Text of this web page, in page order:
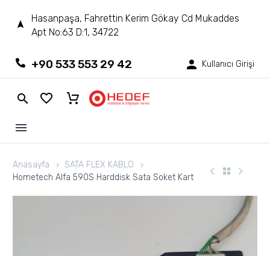
Hasanpaşa, Fahrettin Kerim Gökay Cd Mukaddes
Apt No:63 D:1, 34722
+90 533 553 29 42 Kullanıcı Girişi
Anasayfa
SATA FLEX KABLO
Hometech Alfa 590S Harddisk Sata Soket Kart